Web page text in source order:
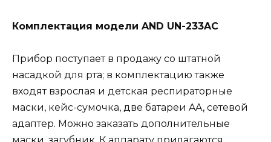
Комплектация модели AND UN-233AC
Прибор поступает в продажу со штатной
насадкой для рта; в комплектацию также
входят взрослая и детская респираторные
маски, кейс-сумочка, две батареи AA, сетевой
адаптер. Можно заказать дополнительные